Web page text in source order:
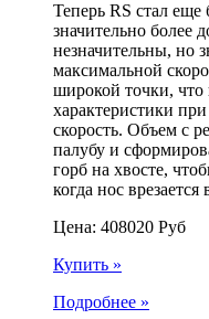
Теперь RS стал еще
значительно более
незначительны, но
максимальной
широкой точки,
характеристики
скорость. Объем с
палубу и
горб на хвосте,
когда нос врезается
Цена: 408020 Руб
Купить »
Подробнее »